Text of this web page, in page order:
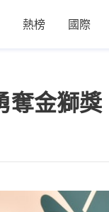
熱榜 國際
奪金獅